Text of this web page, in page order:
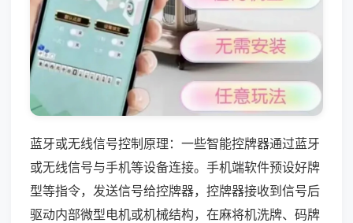
蓝牙或无线信号控制原理：一些智能控牌器通过蓝牙
或无线信号与手机等设备连接。手机端软件预设好牌
型等指令，发送信号给控牌器，控牌器接收到信号后
驱动内部微型电机或机械结构，在麻将机洗牌、码牌